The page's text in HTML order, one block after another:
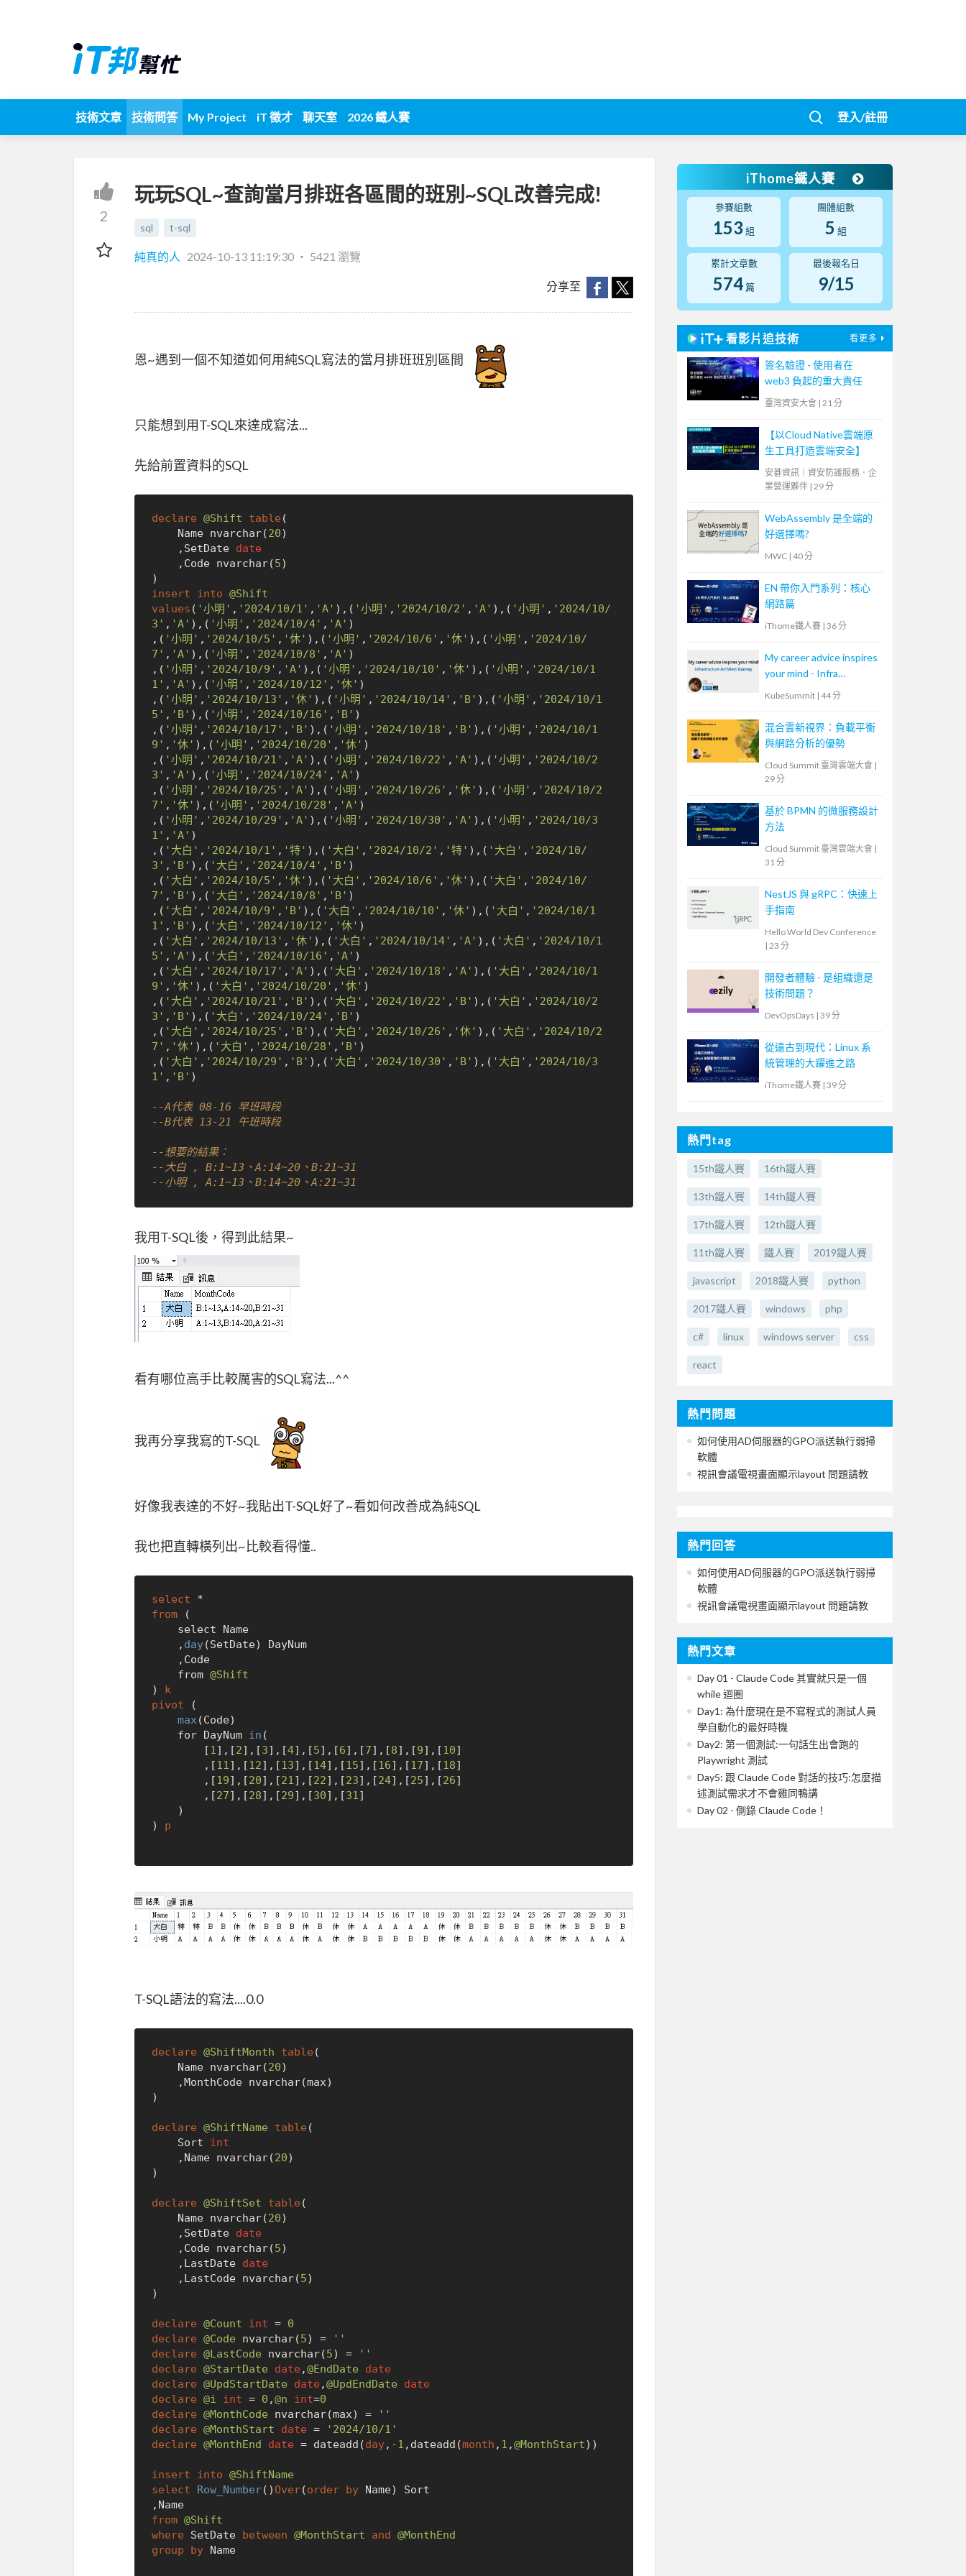
技術文章 技術問答 My Project iT 徵才 聊天室 2026 鐵人賽 登入/註冊
2
玩玩SQL~查詢當月排班各區間的班別~SQL改善完成!
sql t-sql
純真的人 2024-10-13 11:19:30 ‧ 5421 瀏覽
分享至
恩~遇到一個不知道如何用純SQL寫法的當月排班班別區間
只能想到用T-SQL來達成寫法...
先給前置資料的SQL
declare @Shift table (
	Name nvarchar(
20)
	,SetDate
date
	,Code nvarchar(
5)
insert
into @Shift
values ( '小明' , '2024/10/1' , 'A' ),( '小明' , '2024/10/2' , 'A' ),( '小明' , '2024/10/
3' , 'A' ),( '小明' , '2024/10/4' , 'A' )
,( '小明' , '2024/10/5' , '休' ),( '小明' , '2024/10/6' , '休' ),( '小明' , '2024/10/
7' , 'A' ),( '小明' , '2024/10/8' , 'A' )
,( '小明' , '2024/10/9' , 'A' ),( '小明' , '2024/10/10' , '休' ),( '小明' , '2024/10/1
1' , 'A' ),( '小明' , '2024/10/12' , '休' )
,( '小明' , '2024/10/13' , '休' ),( '小明' , '2024/10/14' , 'B' ),( '小明' , '2024/10/1
5' , 'B' ),( '小明' , '2024/10/16' , 'B' )
,( '小明' , '2024/10/17' , 'B' ),( '小明' , '2024/10/18' , 'B' ),( '小明' , '2024/10/1
9' , '休' ),( '小明' , '2024/10/20' , '休' )
,( '小明' , '2024/10/21' , 'A' ),( '小明' , '2024/10/22' , 'A' ),( '小明' , '2024/10/2
3' , 'A' ),( '小明' , '2024/10/24' , 'A' )
,( '小明' , '2024/10/25' , 'A' ),( '小明' , '2024/10/26' , '休' ),( '小明' , '2024/10/2
7' , '休' ),( '小明' , '2024/10/28' , 'A' )
,( '小明' , '2024/10/29' , 'A' ),( '小明' , '2024/10/30' , 'A' ),( '小明' , '2024/10/3
1' , 'A' )
,( '大白' , '2024/10/1' , '特' ),( '大白' , '2024/10/2' , '特' ),( '大白' , '2024/10/
3' , 'B' ),( '大白' , '2024/10/4' , 'B' )
,( '大白' , '2024/10/5' , '休' ),( '大白' , '2024/10/6' , '休' ),( '大白' , '2024/10/
7' , 'B' ),( '大白' , '2024/10/8' , 'B' )
,( '大白' , '2024/10/9' , 'B' ),( '大白' , '2024/10/10' , '休' ),( '大白' , '2024/10/1
1' , 'B' ),( '大白' , '2024/10/12' , '休' )
,( '大白' , '2024/10/13' , '休' ),( '大白' , '2024/10/14' , 'A' ),( '大白' , '2024/10/1
5' , 'A' ),( '大白' , '2024/10/16' , 'A' )
,( '大白' , '2024/10/17' , 'A' ),( '大白' , '2024/10/18' , 'A' ),( '大白' , '2024/10/1
9' , '休' ),( '大白' , '2024/10/20' , '休' )
,( '大白' , '2024/10/21' , 'B' ),( '大白' , '2024/10/22' , 'B' ),( '大白' , '2024/10/2
3' , 'B' ),( '大白' , '2024/10/24' , 'B' )
,( '大白' , '2024/10/25' , 'B' ),( '大白' , '2024/10/26' , '休' ),( '大白' , '2024/10/2
7' , '休' ),( '大白' , '2024/10/28' , 'B' )
,( '大白' , '2024/10/29' , 'B' ),( '大白' , '2024/10/30' , 'B' ),( '大白' , '2024/10/3
1' , 'B' )
--A代表 08-16 早班時段
--B代表 13-21 午班時段
--想要的結果：
--大白 , B:1~13、A:14~20、B:21~31
--小明 , A:1~13、B:14~20、A:21~31
我用T-SQL後，得到此結果~
看有哪位高手比較厲害的SQL寫法...^^
我再分享我寫的T-SQL
好像我表達的不好~我貼出T-SQL好了~看如何改善成為純SQL
我也把直轉橫列出~比較看得懂..
select
from (
	,
day(SetDate) DayNum
	from
@Shift
) k
pivot (
max (Code)
	for DayNum
in (
		[
1],[2],[3],[4],[5],[6],[7],[8],[9],[10]
		,[
11],[12],[13],[14],[15],[16],[17],[18]
		,[
19],[20],[21],[22],[23],[24],[25],[26]
		,[
27],[28],[29],[30],[31]
) p
T-SQL語法的寫法....0.0
declare @ShiftMonth table (
	Name nvarchar(
20)
)
declare @ShiftName table (
	Sort
int
	,Name nvarchar(
20)
)
declare @ShiftSet table (
	Name nvarchar(
20)
	,SetDate
date
	,Code nvarchar(
5)
	,LastDate
date
	,LastCode nvarchar(
5)
)
declare @Count int = 0
declare @Code nvarchar(5) =
''
declare @LastCode nvarchar(5) =
''
declare @StartDate date ,@EndDate
date
declare @UpdStartDate date ,@UpdEndDate
date
declare @i int = 0 ,@n int=0
declare @MonthCode nvarchar(max) =
''
declare @MonthStart date =
'2024/10/1'
declare @MonthEnd date = dateadd(day, -1 ,dateadd(month , 1 ,@MonthStart))
insert into @ShiftName
select
Row_Number() Over(order by Name) Sort
,Name
from @Shift
where SetDate between @MonthStart and @MonthEnd
group
by Name
iThome鐵人賽
參賽組數
153 組
團體組數
5 組
累計文章數
574 篇
最後報名日
9/15
看影片追技術 看更多
簽名驗證 - 使用者在
web3 負起的重大責任
臺灣資安大會 | 21 分
【以Cloud Native雲端原
生工具打造雲端安全】
安碁資訊｜資安防護服務．企
業營運夥伴 | 29 分
WebAssembly 是全端的
好選擇嗎?
MWC | 40 分
EN 帶你入門系列：核心
網路篇
iThome鐵人賽 | 36 分
My career advice inspires
your mind - Infra
KubeSummit | 44 分
混合雲新視界：負載平衡
與網路分析的優勢
Cloud Summit 臺灣雲端大會 |
29 分
基於 BPMN 的微服務設計
方法
Cloud Summit 臺灣雲端大會 |
31 分
NestJS 與 gRPC：快速上
手指南
Hello World Dev Conference
| 23 分
開發者體驗 - 是組織還是
技術問題？
DevOpsDays | 39 分
從遠古到現代：Linux 系
統管理的大躍進之路
iThome鐵人賽 | 39 分
熱門tag
15th鐵人賽 16th鐵人賽
13th鐵人賽 14th鐵人賽
17th鐵人賽 12th鐵人賽
11th鐵人賽 鐵人賽 2019鐵人賽
javascript 2018鐵人賽 python
2017鐵人賽 windows php
c# linux windows server css
react
熱門問題
如何使用AD伺服器的GPO派送執行弱掃
軟體
視訊會議電視畫面顯示layout 問題請教
熱門回答
如何使用AD伺服器的GPO派送執行弱掃
軟體
視訊會議電視畫面顯示layout 問題請教
熱門文章
Day 01 - Claude Code 其實就只是一個
while 迴圈
Day1: 為什麼現在是不寫程式的測試人員
學自動化的最好時機
Day2: 第一個測試:一句話生出會跑的
Playwright 測試
Day5: 跟 Claude Code 對話的技巧:怎麼描
述測試需求才不會雞同鴨講
Day 02 - 側錄 Claude Code！